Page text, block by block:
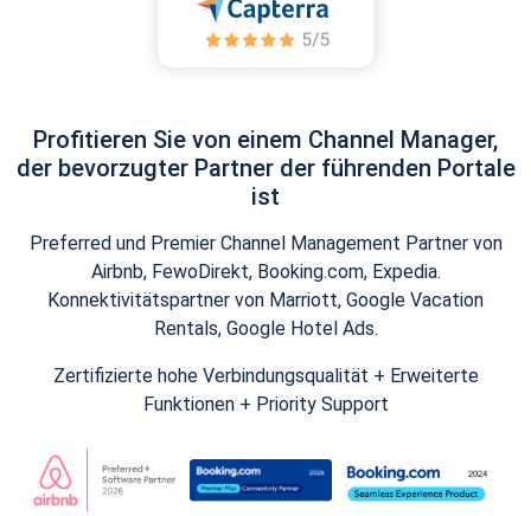
Profitieren Sie von einem Channel Manager,
der bevorzugter Partner der führenden Portale
ist
Preferred und Premier Channel Management Partner von
Airbnb, FewoDirekt, Booking.com, Expedia.
Konnektivitätspartner von Marriott, Google Vacation
Rentals, Google Hotel Ads.
Zertifizierte hohe Verbindungsqualität + Erweiterte
Funktionen + Priority Support